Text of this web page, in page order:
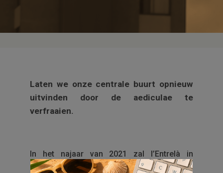
Laten we onze centrale buurt opnieuw
uitvinden door de aediculae te
verfraaien.
In het najaar van 2021 zal l’Entrelà in
samenwerking met Everecity een